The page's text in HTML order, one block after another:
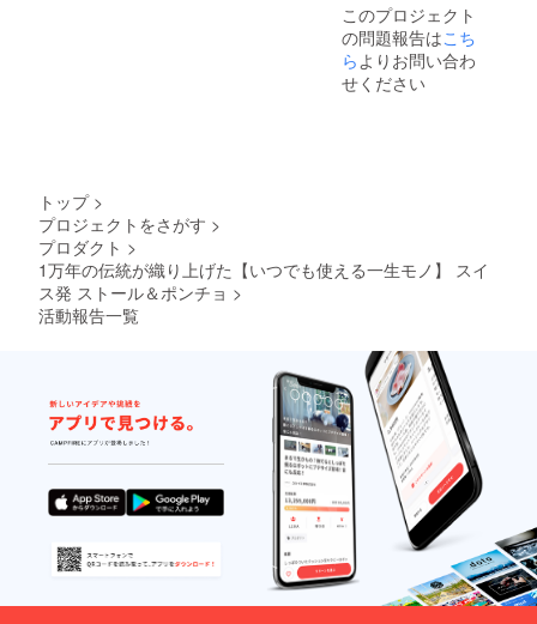
り出荷
時期が
遅れる
場合、
早急に
2色 ・
ネイ
ビー系
(ストラ
イプ :
ブラウ
ンｘラ
ICOス
トー
ル】 カ
ラー:全
3色 ・
ベー
ジュ ・
ライト
グレー
・ブ
ラック
【ELEG
ANCE
ポン
このプロジェクト
の問題報告はこち
ら よりお問い合わ
せください
トップ >
プロジェクトをさがす >
プロダクト >
1万年の伝統が織り上げた【いつでも使える一生モノ】 スイ
ス発 ストール＆ポンチョ >
活動報告一覧